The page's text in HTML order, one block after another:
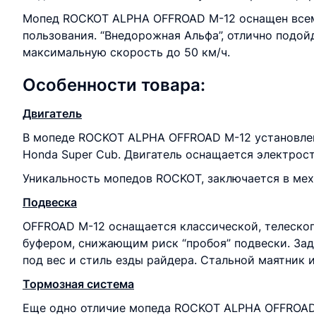
Мопед ROCKOT ALPHA OFFROAD M-12 оснащен
пользования. “Внедорожная Альфа”, отлично
максимальную скорость до 50 км/ч.
Особенности товара:
Двигатель
В мопеде ROCKOT ALPHA OFFROAD M-12
Honda Super Cub. Двигатель оснащается
Уникальность мопедов ROCKOT, заключается в
Подвеска
OFFROAD M-12 оснащается классической,
буфером, снижающим риск “пробоя” подвески.
под вес и стиль езды райдера. Стальной маятник
Тормозная система
Еще одно отличие мопеда ROCKOT ALPHA